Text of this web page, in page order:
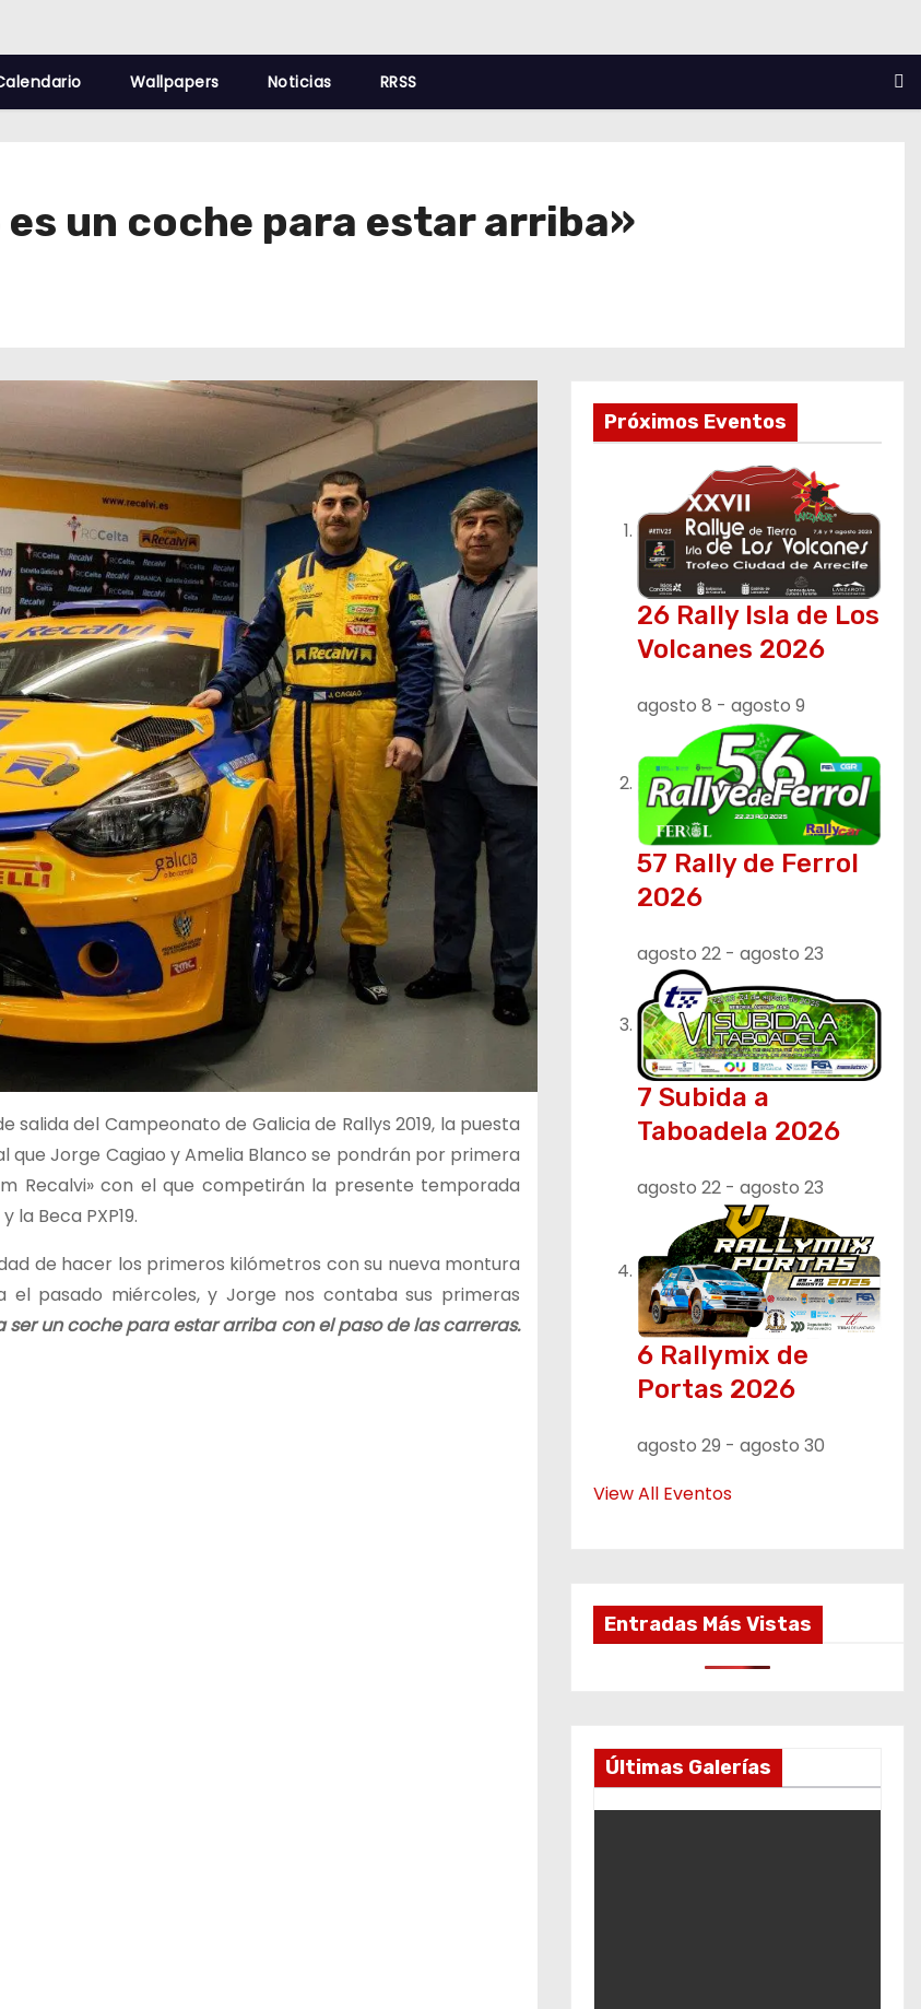
Wallpapers Noticias RRSS
un coche para estar arriba»
salida del Campeonato de Galicia de Rallys 2019, la puesta
que Jorge Cagiao y Amelia Blanco se pondrán por primera
Recalvi» con el que competirán la presente temporada
Beca PXP19.
de hacer los primeros kilómetros con su nueva montura
pasado miércoles, y Jorge nos contaba sus primeras
ser un coche para estar arriba con el paso de las carreras.
Próximos Eventos
26 Rally Isla de Los
Volcanes 2026
agosto 8 - agosto 9
57 Rally de Ferrol
2026
agosto 22 - agosto 23
7 Subida a
Taboadela 2026
agosto 22 - agosto 23
6 Rallymix de
Portas 2026
agosto 29 - agosto 30
View All Eventos
Entradas Más Vistas
Últimas Galerías